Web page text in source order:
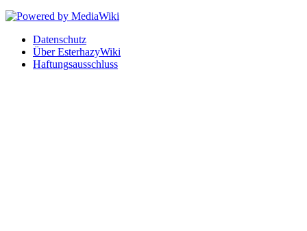
Datenschutz
Über EsterhazyWiki
Haftungsausschluss